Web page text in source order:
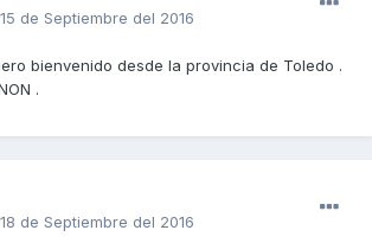
15 de Septiembre del 2016
bienvenido desde la provincia de Toledo .
.
18 de Septiembre del 2016